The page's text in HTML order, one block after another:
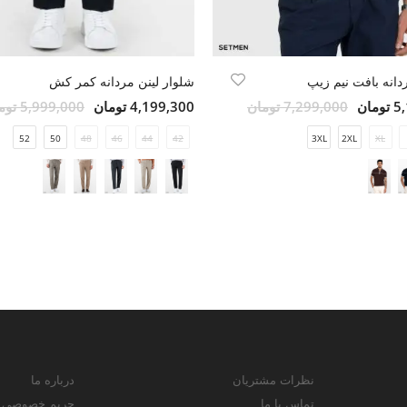
بافت نیم زیپ
7,299,000 تومان
XL
2XL
3XL
شلوار لینن مردانه کمر کش
4,199,300 تومان 5,999,000 تومان
42
44
46
48
50
52
نظرات مشتریان
تماس با ما
درباره ما
حریم خصوصی